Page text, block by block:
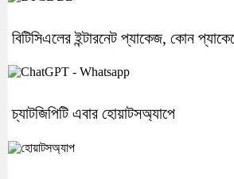
বিটিসিএলের ইন্টারনেট প্যাকেজ, কোন
চ্যাটজিপিটি এবার হোয়াটসঅ্যাপে